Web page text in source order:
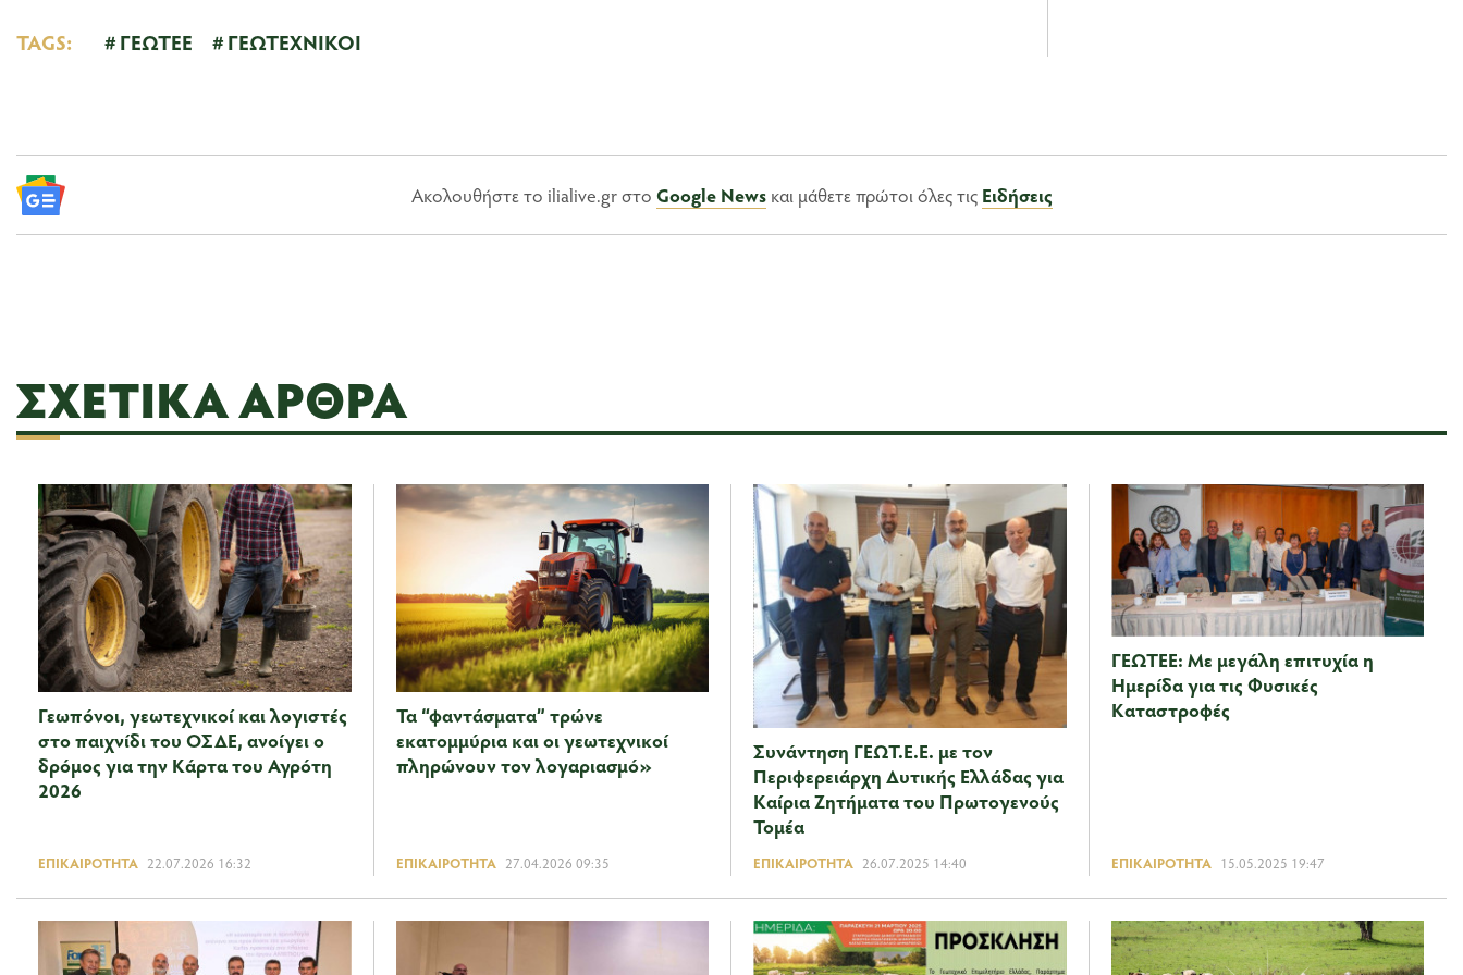
TAGS: ΓΕΩΤΕΕ ΓΕΩΤΕΧΝΙΚΟΙ
Ακολουθήστε το ilialive.gr στο Google Newsκαι μάθετε πρώτοι όλες τις Ειδήσεις
ΣΧΕΤΙΚΆ ΆΡΘΡΑ
Γεωπόνοι, γεωτεχνικοί και λογιστές
στο παιχνίδι του ΟΣΔΕ, ανοίγει ο
δρόμος για την Κάρτα του Αγρότη
2026
ΕΠΙΚΑΙΡΌΤΗΤΑ 22.07.2026 16:32
Τα “φαντάσματα” τρώνε
εκατομμύρια και οι γεωτεχνικοί
πληρώνουν τον λογαριασμό»
ΕΠΙΚΑΙΡΌΤΗΤΑ 27.04.2026 09:35
Συνάντηση ΓΕΩΤ.Ε.Ε. με τον
Περιφερειάρχη Δυτικής Ελλάδας για
Καίρια Ζητήματα του Πρωτογενούς
Τομέα
ΕΠΙΚΑΙΡΌΤΗΤΑ 26.07.2025 14:40
ΓΕΩΤΕΕ: Με μεγάλη επιτυχία η
Ημερίδα για τις Φυσικές
Καταστροφές
ΕΠΙΚΑΙΡΌΤΗΤΑ 15.05.2025 19:47